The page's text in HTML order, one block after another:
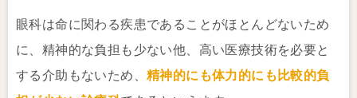
眼科は命に関わる疾患であることがほとんどないため
に、精神的な負担も少ない他、高い医療技術を必要と
する介助もないため、 精神的にも体力的にも比較的負